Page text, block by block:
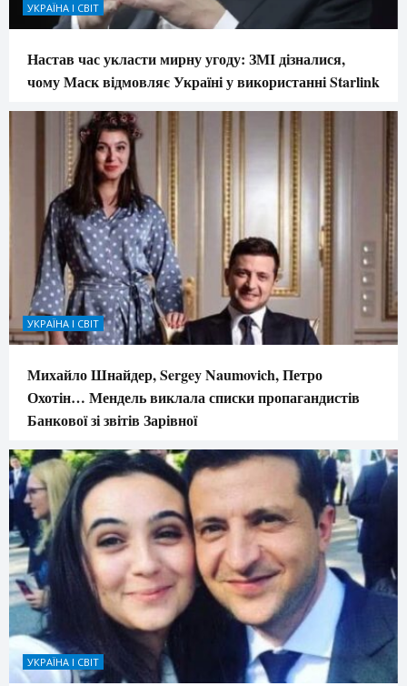
УКРАЇНА І СВІТ
Настав час укласти мирну угоду: ЗМІ дізналися,
чому Маск відмовляє Україні у використанні Starlink
УКРАЇНА І СВІТ
Михайло Шнайдер, Sergey Naumovich, Петро
Охотін… Мендель виклала списки пропагандистів
Банкової зі звітів Зарівної
УКРАЇНА І СВІТ